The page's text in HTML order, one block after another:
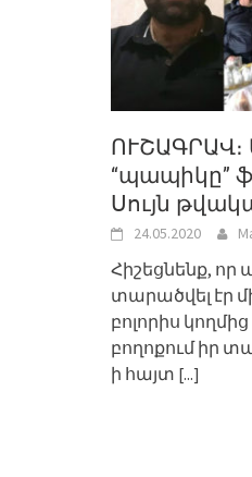
ՈՒՇԱԳՐԱՎ։
“պապիկը”
Սույն
24.05.2020
Հիշեցնենք, որ
տարածվել էր
բոլորիս
բողոքում իր
ի հայտ [...]